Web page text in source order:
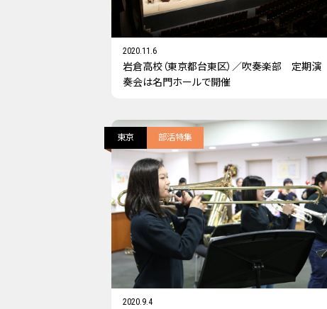
2020.11.6
岩倉高校（東京都台東区）／吹奏楽部 定期演
奏会は名門ホールで開催
東京 部活特集
2020.9.4